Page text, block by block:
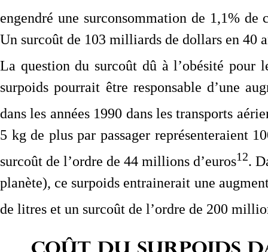
engendré une surconsommation de 1,1% de
Un surcoût de 103 milliards de dollars en 40
La question du surcoût dû à l’obésité pour
surpoids pourrait être responsable d’une
dans les années 1990 dans les transports
5 kg de plus par passager représenteraient
surcoût de l’ordre de 44 millions d’euros12.
planète), ce surpoids entrainerait une
de litres et un surcoût de l’ordre de 200